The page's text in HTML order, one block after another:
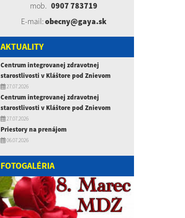
mob. 0907 783719
E-mail:obecny@gaya.sk
AKTUALITY
Centrum integrovanej zdravotnej
starostlivosti v Kláštore pod Znievom
27.07.2026
Centrum integrovanej zdravotnej
starostlivosti v Kláštore pod Znievom
27.07.2026
Priestory na prenájom
06.07.2026
FOTOGALÉRIA